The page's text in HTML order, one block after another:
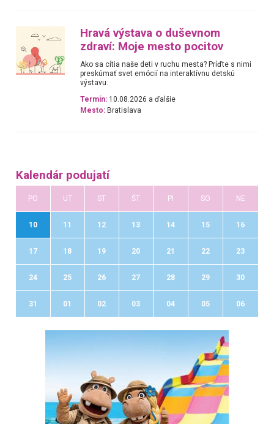
Hravá výstava o duševnom
zdraví: Moje mesto pocitov
Ako sa cítia naše deti v ruchu mesta? Príďte s nimi
preskúmať svet emócií na interaktívnu detskú
výstavu.
Termín: 10.08.2026 a ďalšie
Mesto: Bratislava
Kalendár podujatí
PO UT ST ŠT PI SO NE
10 11 12 13 14 15 16
17 18 19 20 21 22 23
24 25 26 27 28 29 30
31 01 02 03 04 05 06